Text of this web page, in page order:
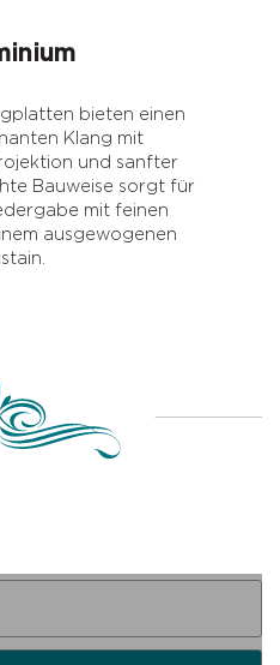
bieten einen
Klang mit
und sanfter
Bauweise sorgt für
mit feinen
ausgewogenen